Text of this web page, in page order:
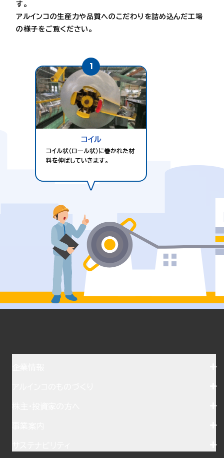
す。
アルインコの生産力や品質へのこだわりを詰め込んだ工場
の様子をご覧ください。
1
コイル
コイル状（ロール状）に巻かれた材
料を伸ばしていきます。